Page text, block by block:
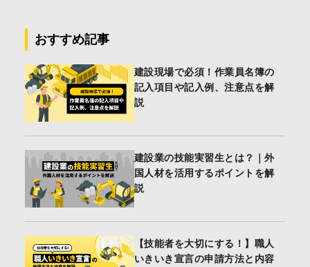
おすすめ記事
建設現場で必須！作業員名簿の
記入項目や記入例、注意点を解
説
建設業の技能実習生とは？｜外
国人材を活用するポイントを解
説
【技能者を大切にする！】職人
いきいき宣言の申請方法と内容